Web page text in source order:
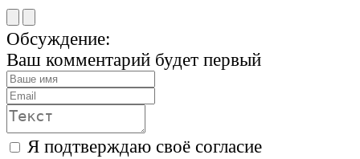
Обсуждение:
Ваш комментарий будет первый
Я подтверждаю своё согласие